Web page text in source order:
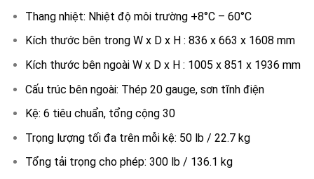
Thang nhiệt: Nhiệt độ môi trường +8°C – 60°C
Kích thước bên trong W x D x H : 836 x 663 x 1608 mm
Kích thước bên ngoài W x D x H : 1005 x 851 x 1936 mm
Cấu trúc bên ngoài: Thép 20 gauge, sơn tĩnh điện
Kệ: 6 tiêu chuẩn, tổng cộng 30
Trọng lượng tối đa trên mỗi kệ: 50 lb / 22.7 kg
Tổng tải trọng cho phép: 300 lb / 136.1 kg